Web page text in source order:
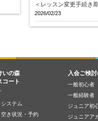
＜レッスン変更手続き
2026/02/23
いの森
コート
ステム
空き状況・予約
入会ご検
一般初心者
一般経験者
ジュニア初
ジュニアア